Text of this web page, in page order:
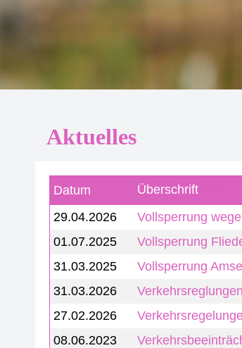
Aktuelles
Datum
Überschrift
29.04.2026
Vollsperrung
01.07.2025
Vollsperrung
31.03.2025
Vollsperrung
31.03.2026
27.02.2026
08.06.2023